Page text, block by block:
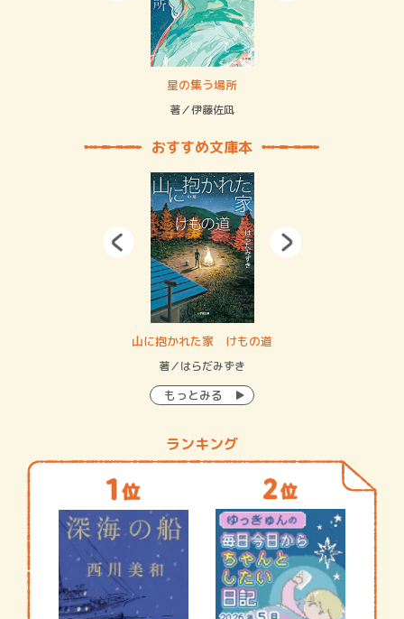
星の集う場所
著／伊藤佐凪
おすすめ文庫本
山に抱かれた家 けもの道
著／はらだみずき
もっとみる
ランキング